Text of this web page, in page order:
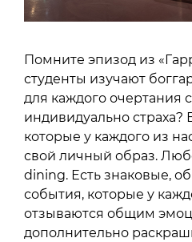
Помните эпизод из
студенты изучают
для каждого очертания
индивидуально страха?
которые у каждого из
свой личный образ.
dining. Есть знаковые,
события, которые у
отзываются общим
дополнительно